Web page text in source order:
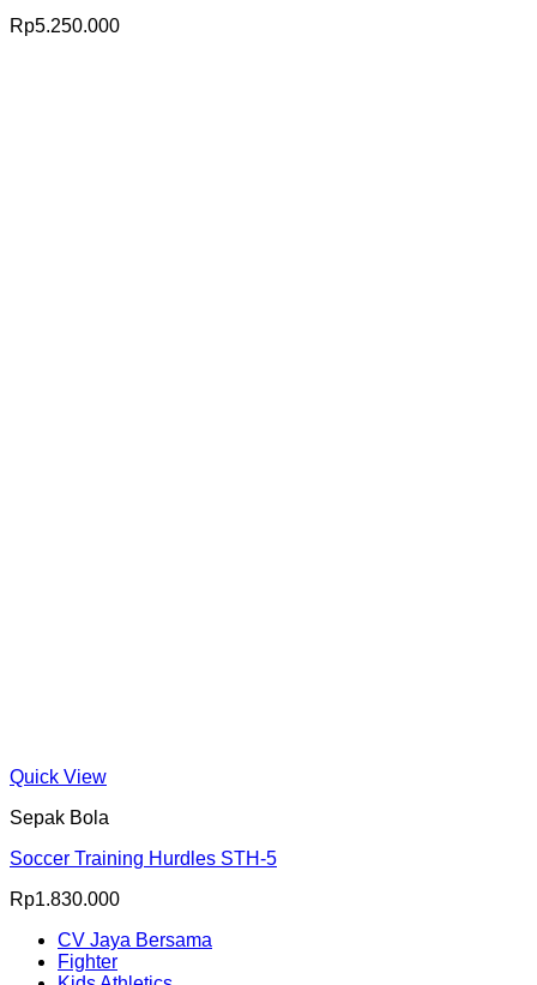
Rp5.250.000
Quick View
Sepak Bola
Soccer Training Hurdles STH-5
Rp1.830.000
CV Jaya Bersama
Fighter